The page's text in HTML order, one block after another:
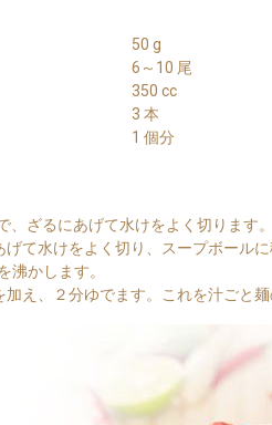
50 g
6～10 尾
350 cc
3 本
1 個分
ざるにあげて水けをよく切ります。
て水けをよく切り、スープボールに
沸かします。
え、２分ゆでます。これを汁ごと